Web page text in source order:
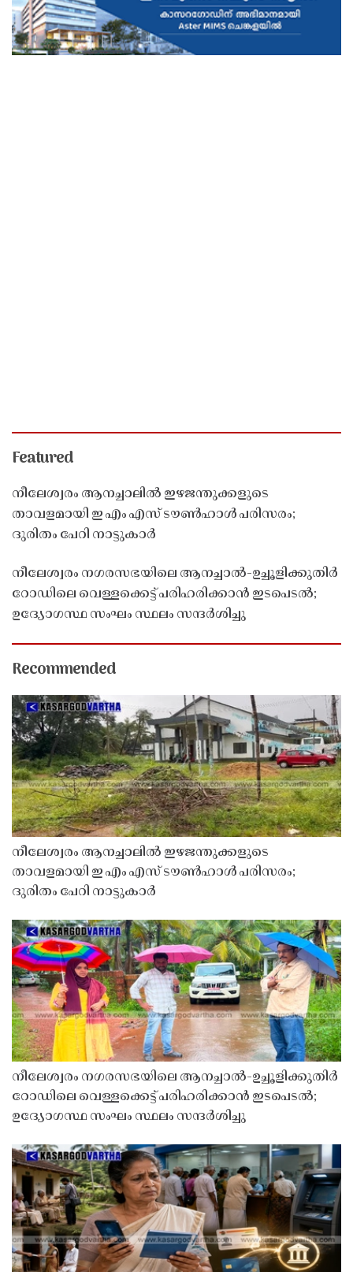
Featured
നീലേശ്വരം ആനച്ചാലിൽ ഇഴജന്തുക്കളുടെ
താവളമായി ഇ എം എസ് ടൗൺഹാൾ പരിസരം;
ദുരിതം പേറി നാട്ടുകാർ
നീലേശ്വരം നഗരസഭയിലെ ആനച്ചാൽ-ഉച്ചൂളിക്കുതിർ
റോഡിലെ വെള്ളക്കെട്ട് പരിഹരിക്കാൻ ഇടപെടൽ;
ഉദ്യോഗസ്ഥ സംഘം സ്ഥലം സന്ദർശിച്ചു
Recommended
നീലേശ്വരം ആനച്ചാലിൽ ഇഴജന്തുക്കളുടെ
താവളമായി ഇ എം എസ് ടൗൺഹാൾ പരിസരം;
ദുരിതം പേറി നാട്ടുകാർ
നീലേശ്വരം നഗരസഭയിലെ ആനച്ചാൽ-ഉച്ചൂളിക്കുതിർ
റോഡിലെ വെള്ളക്കെട്ട് പരിഹരിക്കാൻ ഇടപെടൽ;
ഉദ്യോഗസ്ഥ സംഘം സ്ഥലം സന്ദർശിച്ചു